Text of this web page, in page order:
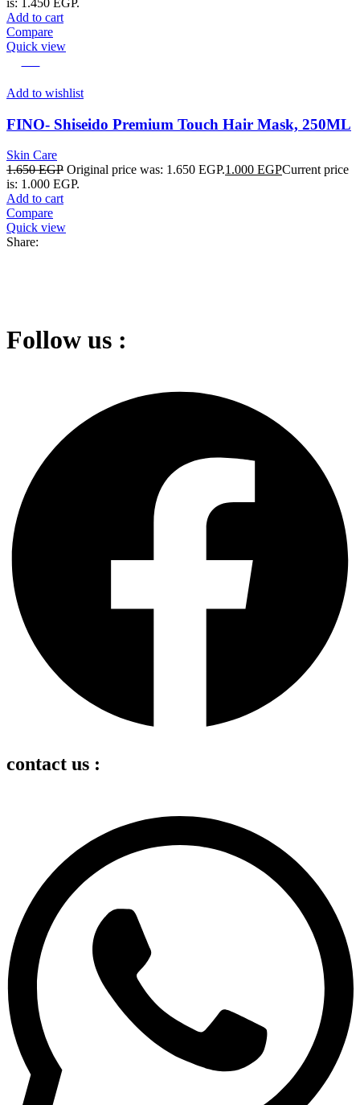
Add to cart
Compare
Quick view
Add to wishlist
FINO- Shiseido Premium Touch Hair Mask, 250ML
Skin Care
1.650EGP Original price was: 1.650 EGP.1.000 EGPCurrent price
is: 1.000 EGP.
Add to cart
Compare
Quick view
Share:
Follow us :
contact us :